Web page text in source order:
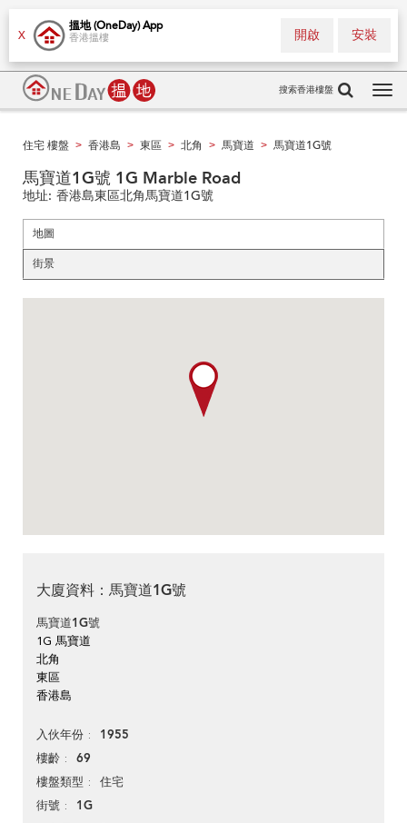
X
搵地 (OneDay) App
香港搵樓 安裝
開啟
搜索香港樓盤
住宅 樓盤 > 香港島 > 東區 > 北角 > 馬寶道 > 馬寶道1G號
馬寶道1G號 1G Marble Road
地址: 香港島東區北角馬寶道1G號
地圖
街景
大廈資料：馬寶道1G號
馬寶道1G號
1G 馬寶道
北角
東區
香港島
入伙年份 1955
樓齡 69
樓盤類型 住宅
街號 1G